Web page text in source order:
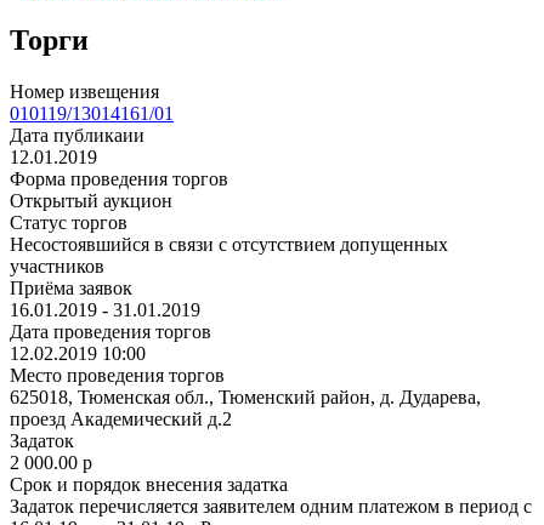
Торги
Номер извещения
010119/13014161/01
Дата публикаии
12.01.2019
Форма проведения торгов
Открытый аукцион
Статус торгов
Несостоявшийся в связи с отсутствием допущенных
участников
Приёма заявок
16.01.2019 - 31.01.2019
Дата проведения торгов
12.02.2019 10:00
Место проведения торгов
625018, Тюменская обл., Тюменский район, д. Дударева,
проезд Академический д.2
Задаток
2 000.00 p
Срок и порядок внесения задатка
Задаток перечисляется заявителем одним платежом в период с